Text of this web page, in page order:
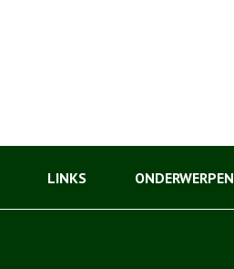
LINKS ONDERWERPEN